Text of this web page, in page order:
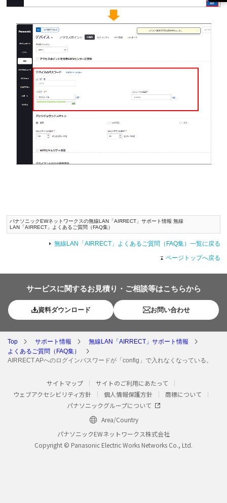
パナソニックEWネットワークスの無線LAN「AIRRECT」サポート情報 無線
LAN「AIRRECT」よくあるご質問（FAQ集）
無線LAN「AIRRECT」よくあるご質問（FAQ集）一覧に戻る
ページトップへ戻る
サービスに関するお見積り・ご相談等はこちらから
資料ダウンロード お問い合わせ
Top サポート情報
無線LAN「AIRRECT」サポート情報
よくあるご質問（FAQ集）
AIRRECT APへのログインパスワードが「config」で入れなくなっている。
サイトマップ
サイトのご利用にあたって
ウェブアクセシビリティ方針
個人情報保護方針
商標について
パナソニックグループについて
Area/Country
パナソニックEWネットワークス株式会社
Copyright © Panasonic Electric Works Networks Co., Ltd.